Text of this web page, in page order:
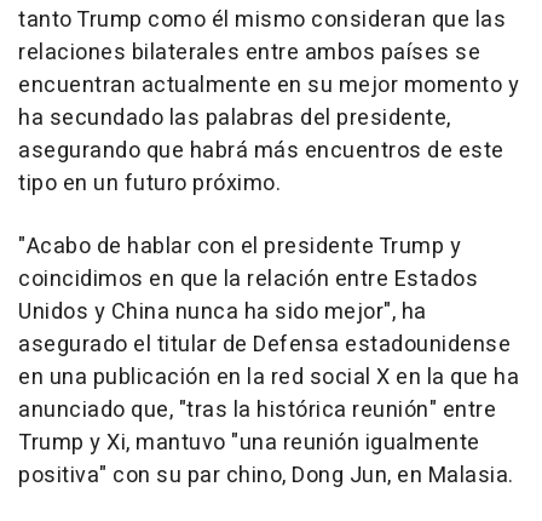
tanto Trump como él mismo consideran que las
relaciones bilaterales entre ambos países se
encuentran actualmente en su mejor momento y
ha secundado las palabras del presidente,
asegurando que habrá más encuentros de este
tipo en un futuro próximo.
"Acabo de hablar con el presidente Trump y
coincidimos en que la relación entre Estados
Unidos y China nunca ha sido mejor", ha
asegurado el titular de Defensa estadounidense
en una publicación en la red social X en la que ha
anunciado que, "tras la histórica reunión" entre
Trump y Xi, mantuvo "una reunión igualmente
positiva" con su par chino, Dong Jun, en Malasia.